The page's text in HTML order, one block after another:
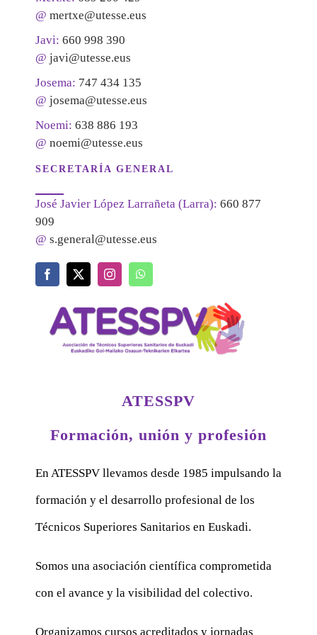
@ mertxe@utesse.eus
Javi: 660 998 390
@ javi@utesse.eus
Josema: 747 434 135
@ josema@utesse.eus
Noemi: 638 886 193
@ noemi@utesse.eus
SECRETARÍA GENERAL
José Javier López Larrañeta (Larra): 660 877
909
@ s.general@utesse.eus
ATESSPV
Formación, unión y profesión
En ATESSPV llevamos desde 1985 impulsando la
formación y el desarrollo profesional de los
Técnicos Superiores Sanitarios en Euskadi.
Somos una asociación científica comprometida
con el avance y la visibilidad del colectivo.
Organizamos cursos acreditados y jornadas